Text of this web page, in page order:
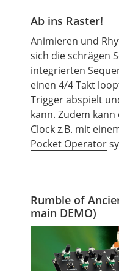
Ab ins Raster!
Animieren und
sich die schrägen
integrierten
einen 4/4 Takt
Trigger abspielt
kann. Zudem
Clockz.B. mit
Pocket Operator
Rumble of
main DEMO)